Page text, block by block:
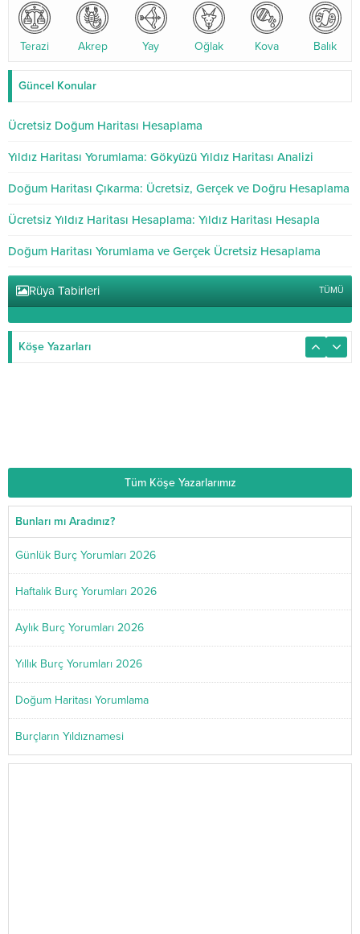
Terazi Akrep Yay Oğlak Kova Balık
Güncel Konular
Ücretsiz Doğum Haritası Hesaplama
Yıldız Haritası Yorumlama: Gökyüzü Yıldız Haritası Analizi
Doğum Haritası Çıkarma: Ücretsiz, Gerçek ve Doğru Hesaplama
Ücretsiz Yıldız Haritası Hesaplama: Yıldız Haritası Hesapla
Doğum Haritası Yorumlama ve Gerçek Ücretsiz Hesaplama
Rüya Tabirleri TÜMÜ
Köşe Yazarları
Tüm Köşe Yazarlarımız
Bunları mı Aradınız?
Günlük Burç Yorumları 2026
Haftalık Burç Yorumları 2026
Aylık Burç Yorumları 2026
Yıllık Burç Yorumları 2026
Doğum Haritası Yorumlama
Burçların Yıldıznamesi